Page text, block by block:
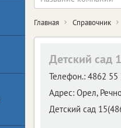
Главная Справочник
Детский сад
Телефон.: 4862 55
Адрес: Орел,
Детский сад